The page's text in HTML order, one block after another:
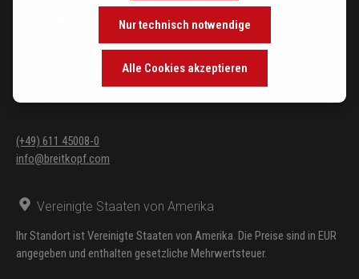
(+49) 611 45008-0
info@breitkopf.com
Vereinigte Staaten von Amerika
Ihr Standort ist Vereinigte Staaten von Amerika. Die Preise sind in EUR
angegeben und enthalten gesetzliche Mehrwertsteuer.
Nur technisch notwendige
Alle Cookies akzeptieren